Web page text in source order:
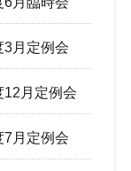
3月定例会
12月定例会
7月定例会